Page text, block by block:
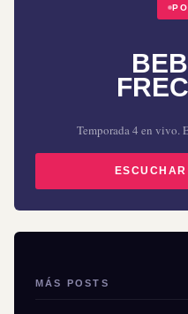
Temporada 4 en vivo.
MÁS POSTS